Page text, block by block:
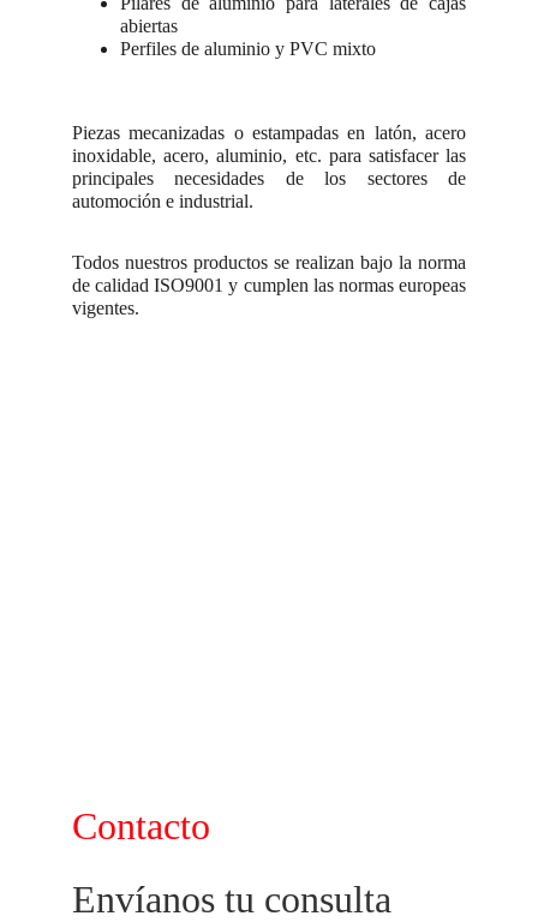
abiertas
Perfiles de aluminio y PVC mixto
Piezas mecanizadas o estampadas en latón, acero
inoxidable, acero, aluminio, etc. para satisfacer las
principales necesidades de los sectores de
automoción e industrial.
Todos nuestros productos se realizan bajo la norma
de calidad ISO9001 y cumplen las normas europeas
vigentes.
Envíanos tu consulta
Contacto